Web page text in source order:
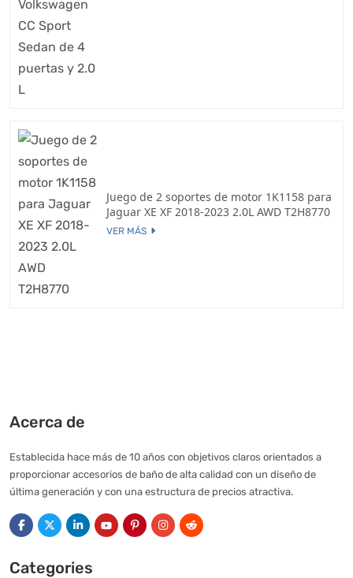
Juego de 2 soportes de motor 1K1158 para
Jaguar XE XF 2018-2023 2.0L AWD T2H8770
VER MÁS
Acerca de
Establecida hace más de 10 años con objetivos claros orientados a
proporcionar accesorios de baño de alta calidad con un diseño de
última generación y con una estructura de precios atractiva.
Categories